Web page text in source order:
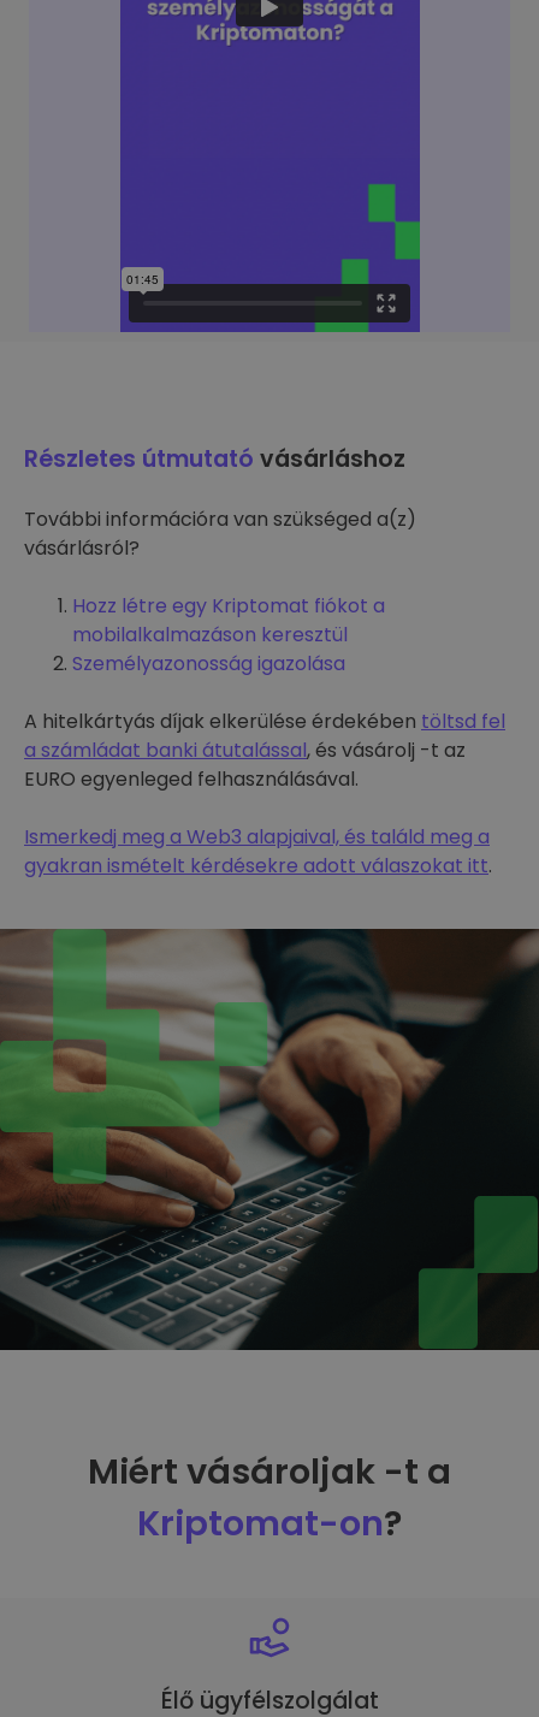
Részletes útmutató vásárláshoz
További információra van szükséged a(z)
vásárlásról?
Hozz létre egy Kriptomat fiókot a
mobilalkalmazáson keresztül
Személyazonosság igazolása
A hitelkártyás díjak elkerülése érdekében töltsd fel
a számládat banki átutalással, és vásárolj -t az
EURO egyenleged felhasználásával.
Ismerkedj meg a Web3 alapjaival, és találd meg a
gyakran ismételt kérdésekre adott válaszokat itt.
Miért vásároljak -t a
Kriptomat-on?
Élő ügyfélszolgálat